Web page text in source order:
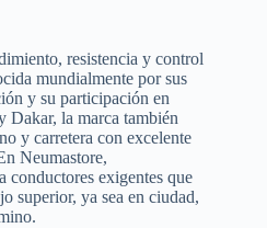
resistencia y control
mundialmente por sus
y su participación en
Dakar, la marca también
y carretera con excelente
Neumastore,
conductores exigentes que
superior, ya sea en ciudad,